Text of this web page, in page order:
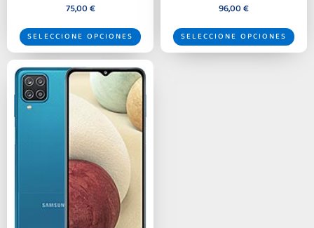
75,00€
SELECCIONE OPCIONES
96,00€
SELECCIONE OPCIONES